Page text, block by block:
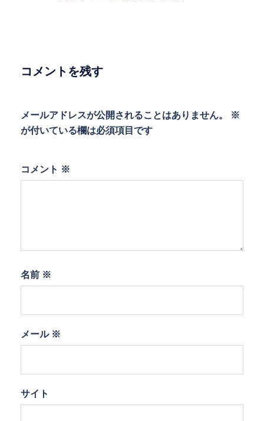
ョコメントを残す
メールアドレスが公開されることはありません。
※
が付いている欄は必須項目です
コメント ※
名前 ※
メール ※
サイト